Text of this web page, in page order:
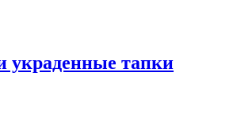
украденные тапки